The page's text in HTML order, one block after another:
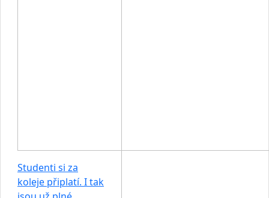
Studenti si za
koleje připlatí. I tak